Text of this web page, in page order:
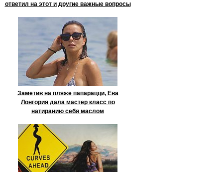
ответил на этот и другие важные вопросы
Заметив на пляже папарацци, Ева
Лонгория дала мастер класс по
натиранию себя маслом